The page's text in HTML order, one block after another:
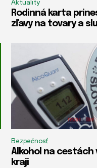
Aktuality
Rodinná karta
zľavy na tovary a
Bezpečnosť
Alkohol na cestách
kraji